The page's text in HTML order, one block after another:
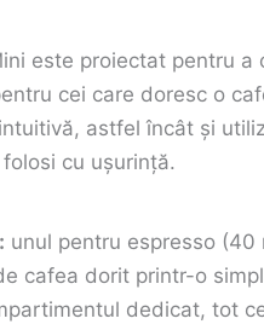
este proiectat pentru
cei care doresc o
astfel încât și
cu ușurință.
unul pentru espresso (40
cafea dorit printr-o
dedicat, tot